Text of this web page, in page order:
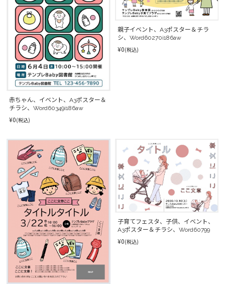
赤ちゃん、イベント、A3ポスター＆
チラシ、Word60349i186aw
¥0(税込)
親子イベント、A3ポスター＆チラ
シ、Word60270i186aw
¥0(税込)
子育てフェスタ、子供、イベント、
A3ポスター＆チラシ、Word60799
¥0(税込)